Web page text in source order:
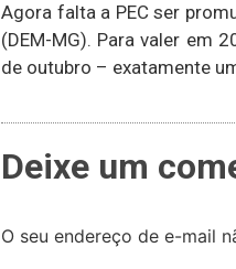
Agora falta a PEC ser
(DEM-MG). Para valer em
de outubro – exatamente
Deixe um
O seu endereço de e-mail